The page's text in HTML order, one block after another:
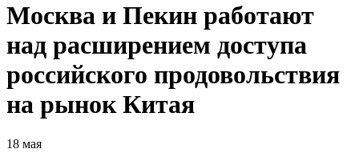
Москва и Пекин работают
над расширением доступа
российского продовольствия
на рынок Китая
18 мая